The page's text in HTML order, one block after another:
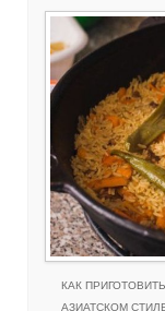
КАК
АЗИАТСКОМ